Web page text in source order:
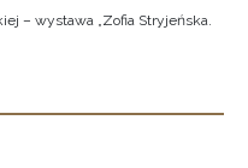
– wystawa „Zofia Stryjeńska.